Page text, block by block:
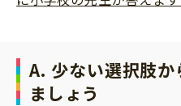
A. 少ない選択肢
ましょう